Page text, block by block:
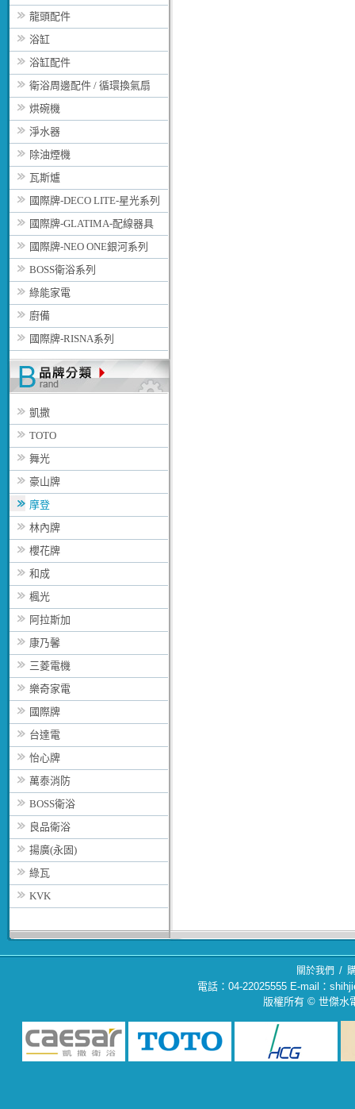
龍頭配件
浴缸
浴缸配件
衛浴周邊配件 / 循環換氣扇
烘碗機
淨水器
除油煙機
瓦斯爐
國際牌-DECO LITE-星光系列
國際牌-GLATIMA-配線器具
國際牌-NEO ONE銀河系列
BOSS衛浴系列
綠能家電
廚備
國際牌-RISNA系列
凱撒
TOTO
舞光
豪山牌
摩登
林內牌
櫻花牌
和成
楓光
阿拉斯加
康乃馨
三菱電機
樂奇家電
國際牌
台達電
怡心牌
萬泰消防
BOSS衛浴
良品衛浴
揚廣(永固)
綠瓦
KVK
關於我們 /
電話：04-22025555 E-mail：
版權所有 © 世傑水